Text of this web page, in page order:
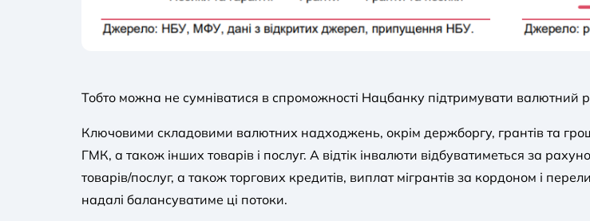
Тобто можна не сумніватися в спроможності Нацбанку підтримувати валютний
Ключовими складовими валютних надходжень, окрім держборгу, грантів та
ГМК, а також інших товарів і послуг. А відтік інвалюти відбуватиметься за
товарів/послуг, а також торгових кредитів, виплат мігрантів за кордоном і
надалі балансуватиме ці потоки.